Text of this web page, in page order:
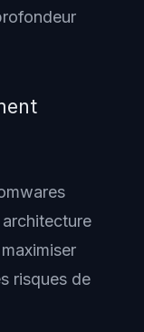
risques de